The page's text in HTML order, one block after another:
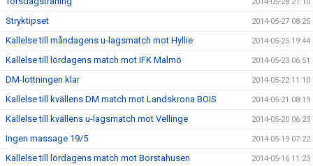
Stryktipset 2014-05-27 08:25
Kallelse till måndagens u-lagsmatch mot Hyllie 2014-05-25 19:44
Kallelse till lördagens match mot IFK Malmö 2014-05-23 06:51
DM-lottningen klar 2014-05-22 11:10
Kallelse till kvällens DM match mot Landskrona BOIS 2014-05-21 08:19
Kallelse till kvällens u-lagsmatch mot Vellinge 2014-05-20 06:23
Ingen massage 19/5 2014-05-19 07:22
Kallelse till lördagens match mot Borstahusen 2014-05-16 11:23